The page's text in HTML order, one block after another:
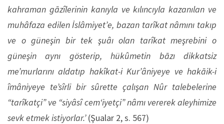
kahraman gāzîlerinin kanıyla ve kılıncıyla kazanılan ve
muhâfaza edilen İslâmiyet’e, bazan tarîkat nâmını takıp
ve o güneşin bir tek şuâı olan tarîkat meşrebini o
güneşin aynı gösterip, hükûmetin bāzı dikkatsiz
me’murlarını aldatıp hakîkat-i Kur’âniyeye ve hakāik-i
îmâniyeye te’sîrli bir sûrette çalışan Nûr talebelerine
“tarîkatçi” ve “siyâsî cem‘iyetçi” nâmı vererek aleyhimize
sevk etmek istiyorlar.’(Şualar 2, s. 567)